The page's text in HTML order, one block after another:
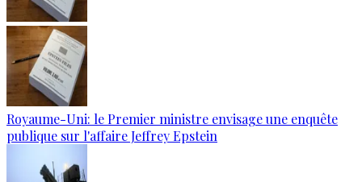
Royaume-Uni: le Premier ministre envisage une enquête
publique sur l'affaire Jeffrey Epstein